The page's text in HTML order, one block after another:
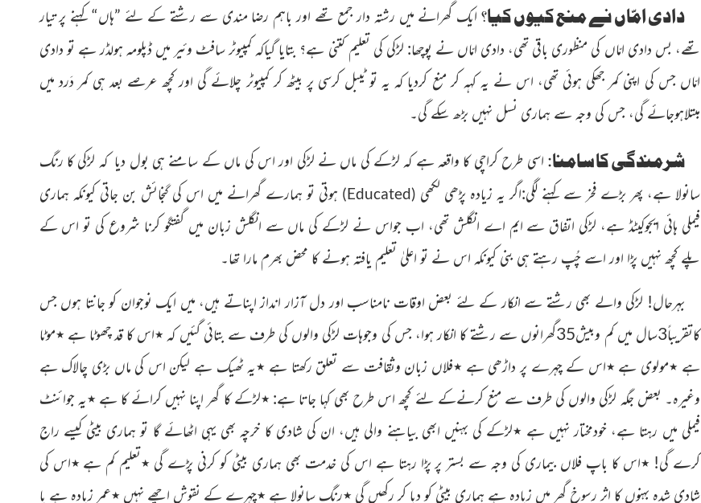
دادی امّاں نے منع کیوں کیا؟ ایک گھرانے میں رشتہ دار جمع تھے اور باہم رضا مندی سے رشتے کے لئے ”ہاں“ کہنے پر تیار
تھے، بس دادی امّاں کی منظوری باقی تھی، دادی امّاں نے پوچھا: لڑکی کی تعلیم کتنی ہے؟ بتایا گیاکہ کمپیوٹر سافٹ وئیر میں ڈپلومہ ہولڈر ہے تو دادی
امّاں جس کی اپنی کمر جھکی ہوئی تھی، اس نے یہ کہہ کر منع کردیا کہ یہ تو ٹیبل کرسی پر بیٹھ کر کمپیوٹر چلائے گی اور کچھ عرصے بعد ہی کمر دَرد میں
مبتلاہوجائے گی، جس کی وجہ سے ہماری نسل نہیں بڑھ سکے گی۔
شرمندگی کا سامنا: اسی طرح کراچی کا واقعہ ہے کہ لڑکے کی ماں نے لڑکی اور اس کی ماں کے سامنے ہی بول دیا کہ لڑکی کا رنگ
سانولا ہے، پھر بڑے فخر سے کہنے لگی:اگر یہ زیادہ پڑھی لکھی (
Educated
) ہوتی تو ہمارے گھرانے میں اس کی گنجائش بن جاتی کیونکہ ہماری
فیملی ہائی ایجوکیٹڈ ہے، لڑکی اتفاق سے ایم اے انگلش تھی، اب جواس نے لڑکے کی ماں سے انگلش زبان میں گفتگو کرنا شروع کی تو اس کے
پلے کچھ نہیں پڑا اور اسے چُپ رہتے ہی بنی کیونکہ اس نے تو اعلیٰ تعلیم یافتہ ہونے کا محض بھرم مارا تھا۔
بہرحال! لڑکی والے بھی رشتے سے انکار کے لئے بعض اوقات نامناسب اور دل آزار انداز اپناتے ہیں، میں ایک نوجوان کو جانتا ہوں جس
کاتقریباً3سال میں کم وبیش35گھرانوں سے رشتے کا انکار
ہوا، جس کی وجوہات لڑکی والوں کی طرف سے بتائی گئیں کہ ٭اسکا قد چھوٹا ہے ٭موٹا
ہے ٭مولوی ہے ٭اس کے چہرے پر داڑھیہے ٭فلاں زبان وثقافت سے تعلق رکھتا ہے ٭یہ ٹھیک ہے لیکن اس کی ماں بڑی چالاک ہے
وغیرہ۔ بعض جگہ لڑکی والوں کی طرف سے منع کرنےکے لئے کچھ اس طرح بھی کہا جاتا ہے: ٭لڑکے کا گھر اپنا نہیں کرائے کا ہے ٭یہ جوائنٹ
فیملی میں رہتا ہے، خودمختار نہیں ہے ٭لڑکے کی بہنیں ابھی بیاہنے والی ہیں، ان کی شادی کا خرچہ بھی یہی اٹھائے گا تو ہماری بیٹی کیسے راج
کرے گی! ٭اس کا باپ فلاں بیماری کی وجہ سے بستر پر پڑا رہتا ہے اس کی خدمت بھی ہماری بیٹی کو کرنی پڑے گی ٭تعلیم کم ہے ٭اس کی
شادی شدہ بہنوں کا اثر رسوخ گھر میں زیادہ ہے ہماری بیٹی کو دبا کر رکھیں گی ٭رنگ سانولا ہے ٭چہرے کے نقوش اچھے نہیں ٭عمر زیادہ ہے یا